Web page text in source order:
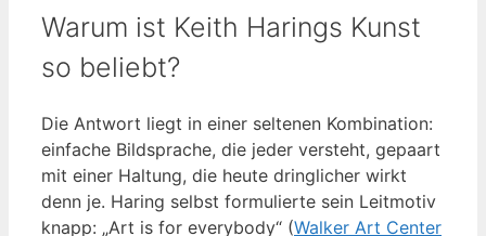
Warum ist Keith Harings Kunst
so beliebt?
Die Antwort liegt in einer seltenen Kombination:
einfache Bildsprache, die jeder versteht, gepaart
mit einer Haltung, die heute dringlicher wirkt
denn je. Haring selbst formulierte sein Leitmotiv
knapp: „Art is for everybody“ (Walker Art Center